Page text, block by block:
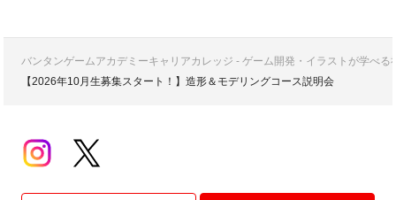
バンタンゲームアカデミーキャリアカレッジ - ゲーム開発・イラストが学べ
【2026年10月生募集スタート！】造形＆モデリングコース説明会